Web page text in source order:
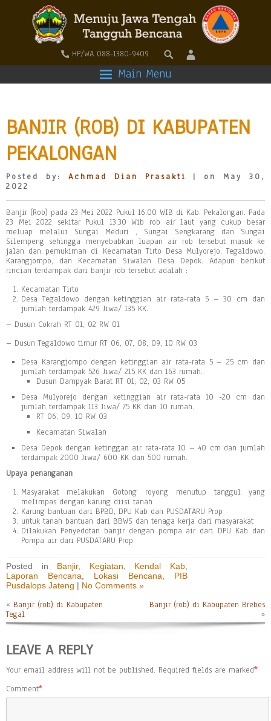
HP/WA 088-1380-9409
Main Menu
BANJIR (ROB) DI KABUPATEN
PEKALONGAN
Posted by: Achmad Dian Prasakti
| on May 30,
2022
Banjir (Rob) pada 23 Mei 2022 Pukul 16.00 WIB di Kab. Pekalongan. Pada
23 Mei 2022 sekitar Pukul 13.30 Wib rob air laut yang cukup besar
meluap melalui Sungai Meduri , Sungai Sengkarang dan Sungai
Silempeng sehingga menyebabkan luapan air rob tersebut masuk ke
jalan dan pemukiman di Kecamatan Tirto Desa Mulyorejo, Tegaldowo,
Karangjompo, dan Kecamatan Siwalan Desa Depok. Adapun berikut
rincian terdampak dari banjir rob tersebut adalah :
Kecamatan Tirto
Desa Tegaldowo dengan ketinggian air rata-rata 5 – 30 cm dan
jumlah terdampak 429 Jiwa/ 135 KK.
– Dusun Cokrah RT 01, 02 RW 01
– Dusun Tegaldowo timur RT 06, 07, 08, 09, 10 RW 03
Desa Karangjompo dengan ketinggian air rata-rata 5 – 25 cm dan
jumlah terdampak 526 Jiwa/ 215 KK dan 163 rumah.
Dusun Dampyak Barat RT 01, 02, 03 RW 05
Desa Mulyorejo dengan ketinggian air rata-rata 10 -20 cm dan
jumlah terdampak 113 Jiwa/ 75 KK dan 10 rumah.
RT 06, 09, 10 RW 03
Kecamatan Siwalan
Desa Depok dengan ketinggan air rata-rata 10 – 40 cm dan jumlah
terdampak 2000 Jiwa/ 600 KK dan 500 rumah.
Upaya penanganan
Masyarakat melakukan Gotong royong menutup tanggul yang
melimpas dengan karung diisi tanah
Karung bantuan dari BPBD, DPU Kab dan PUSDATARU Prop
untuk tanah bantuan dari BBWS dan tenaga kerja dari masyarakat
Dilakukan Penyedotan banjir dengan pompa air dari DPU Kab dan
Pompa air dari PUSDATARU Prop.
Posted in Banjir, Kegiatan Kendal Kab,
Laporan Bencana
Lokasi Bencana
PIB
Pusdalops Jateng | No Comments »
« Banjir (rob) di Kabupaten
Tegal
Banjir (rob) di Kabupaten Brebes
»
LEAVE A REPLY
Your email address will not be published. Required fields are marked*
Comment*